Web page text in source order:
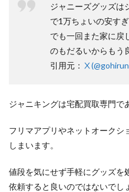
ジャニーズグッズは
で1万ちょいの安すぎ
でも一回また家に戻
のもだるいからもう
引用元：
ジャニキングは宅配買取専門で
フリマアプリやネットオークシ
しまいます。
値段を気にせず手軽にグッズを
依頼すると良いのではないでし